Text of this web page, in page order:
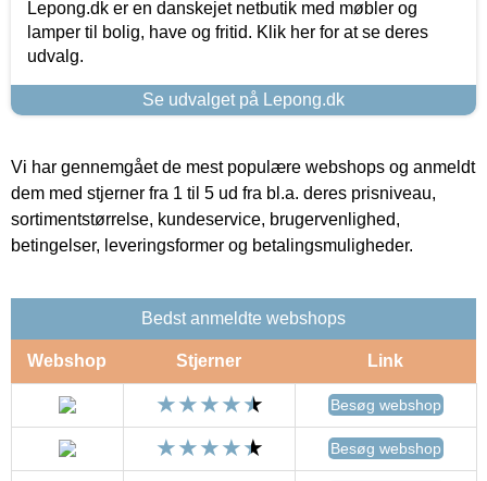
Lepong.dk er en danskejet netbutik med møbler og
lamper til bolig, have og fritid. Klik her for at se deres
udvalg.
Se udvalget på Lepong.dk
Vi har gennemgået de mest populære webshops og anmeldt
dem med stjerner fra 1 til 5 ud fra bl.a. deres prisniveau,
sortimentstørrelse, kundeservice, brugervenlighed,
betingelser, leveringsformer og betalingsmuligheder.
Bedst anmeldte webshops
Webshop Stjerner Link
Besøg webshop
Besøg webshop